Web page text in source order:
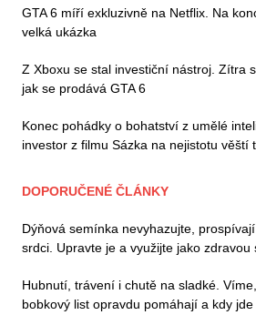
GTA 6 míří exkluzivně na Netflix. Na
velká ukázka
Z Xboxu se stal investiční nástroj. Zítra
jak se prodává GTA 6
Konec pohádky o bohatství z umělé
investor z filmu Sázka na nejistotu věští
DOPORUČENÉ ČLÁNKY
Dýňová semínka nevyhazujte,
srdci. Upravte je a využijte jako zdravou
Hubnutí, trávení i chutě na sladké.
bobkový list opravdu pomáhají a kdy